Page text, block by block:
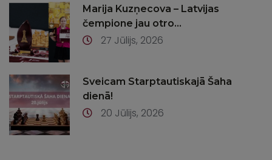
Marija Kuzņecova – Latvijas
čempione jau otro...
27 Jūlijs, 2026
Sveicam Starptautiskajā Šaha
dienā!
20 Jūlijs, 2026